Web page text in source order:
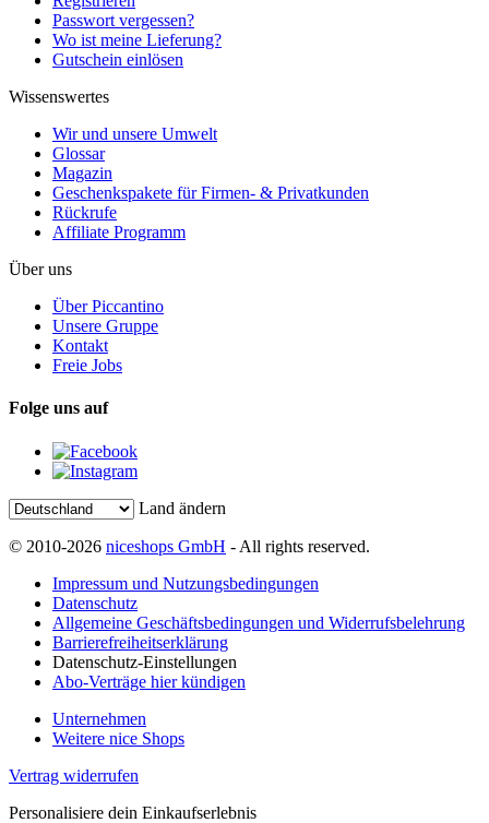
Passwort vergessen?
Wo ist meine Lieferung?
Gutschein einlösen
Wissenswertes
Wir und unsere Umwelt
Glossar
Magazin
Geschenkspakete für Firmen- & Privatkunden
Rückrufe
Affiliate Programm
Über uns
Über Piccantino
Unsere Gruppe
Kontakt
Freie Jobs
Folge uns auf
Land ändern
© 2010-2026 niceshops GmbH - All rights reserved.
Impressum und Nutzungsbedingungen
Datenschutz
Allgemeine Geschäftsbedingungen und Widerrufsbelehrung
Barrierefreiheitserklärung
Datenschutz-Einstellungen
Abo-Verträge hier kündigen
Unternehmen
Weitere nice Shops
Vertrag widerrufen
Personalisiere dein Einkaufserlebnis